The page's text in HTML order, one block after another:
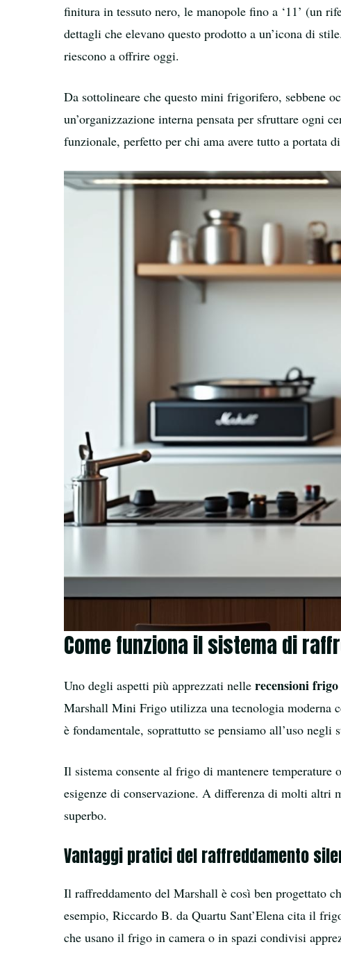
finitura in tessuto nero, le manopole fino a ‘11’ (un
dettagli che elevano questo prodotto a un’icona di
riescono a offrire oggi.
Da sottolineare che questo mini frigorifero, sebbene
un’organizzazione interna pensata per sfruttare ogni
funzionale, perfetto per chi ama avere tutto a portata
Come funziona il sistema di
Uno degli aspetti più apprezzati nelle recensioni frigo
Marshall Mini Frigo utilizza una tecnologia moderna
è fondamentale, soprattutto se pensiamo all’uso
Il sistema consente al frigo di mantenere
esigenze di conservazione. A differenza di molti altri
superbo.
Vantaggi pratici del raffreddamento
Il raffreddamento del Marshall è così ben progettato
esempio, Riccardo B. da Quartu Sant’Elena cita il
che usano il frigo in camera o in spazi condivisi